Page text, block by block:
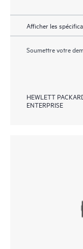
Afficher les
Soumettre votre
HEWLETT
ENTERPRISE